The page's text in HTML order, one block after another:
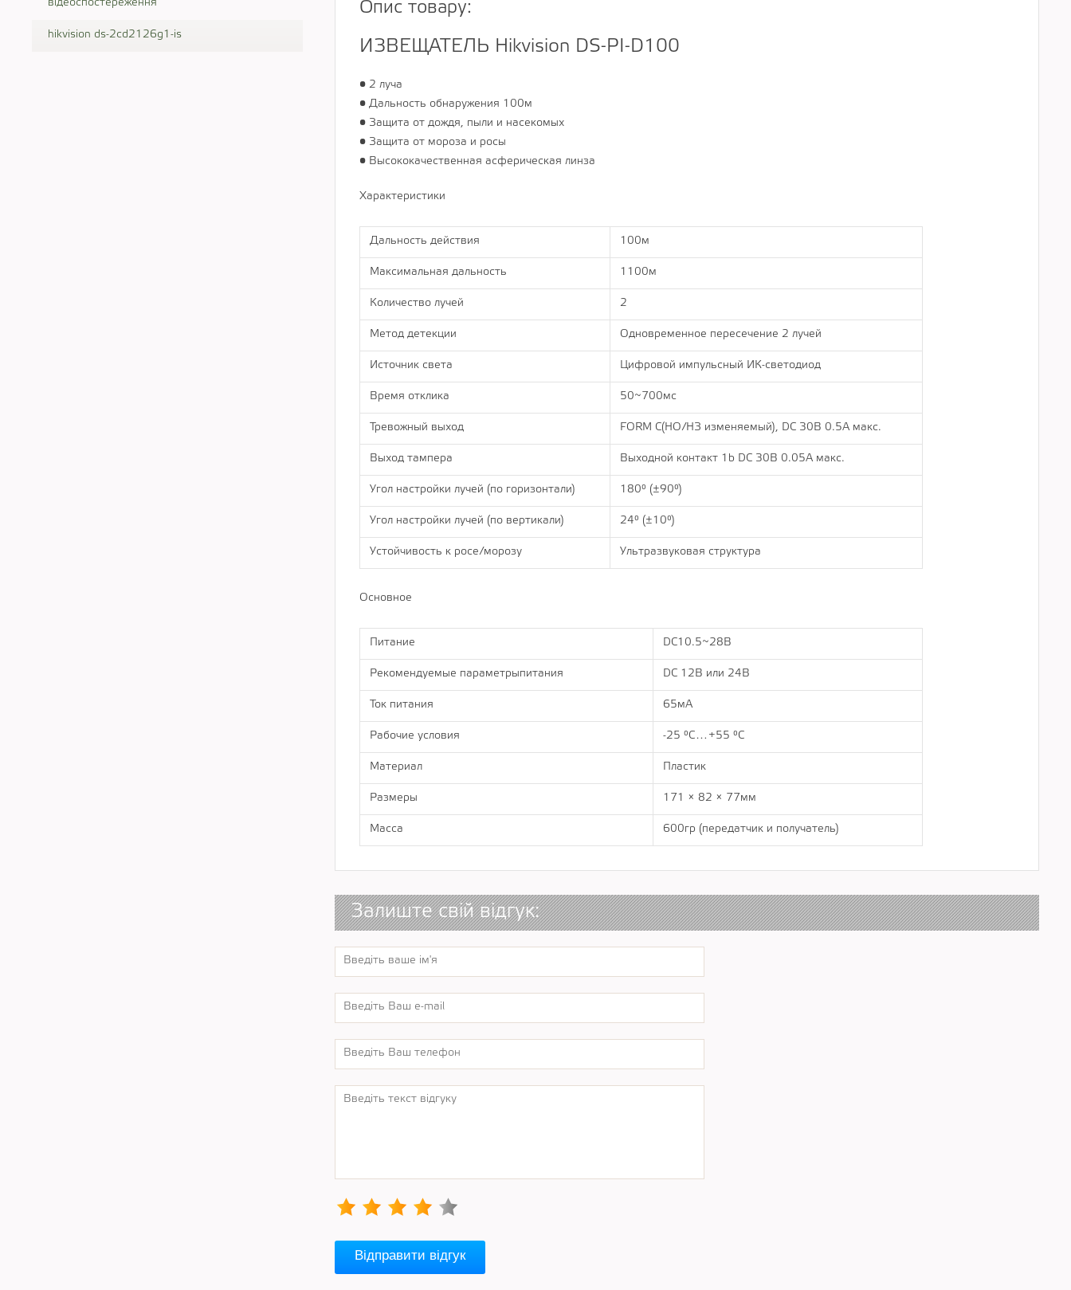
відеоспостереження
hikvision ds-2cd2126g1-is
Опис товару:
ИЗВЕЩАТЕЛЬ Hikvision DS-PI-D100
• 2 луча
• Дальность обнаружения 100м
• Защита от дождя, пыли и насекомых
• Защита от мороза и росы
• Высококачественная асферическая линза
Характеристики
Дальность действия 100м
Максимальная дальность 1100м
Количество лучей 2
Метод детекции Одновременное пересечение 2 лучей
Источник света Цифровой импульсный ИК-светодиод
Время отклика 50~700мс
Тревожный выход FORM C(НО/НЗ изменяемый), DC 30В 0.5A макс.
Выход тампера Выходной контакт 1b DC 30В 0.05A макс.
Угол настройки лучей (по горизонтали) 180° (±90°)
Угол настройки лучей (по вертикали) 24° (±10°)
Устойчивость к росе/морозу Ультразвуковая структура
Основное
Питание DC10.5~28В
Рекомендуемые параметрыпитания DC 12В или 24В
Ток питания 65мА
Рабочие условия -25 °C…+55 °C
Материал Пластик
Размеры 171 × 82 × 77мм
Масса 600гр (передатчик и получатель)
Залиште свій відгук:
Відправити відгук